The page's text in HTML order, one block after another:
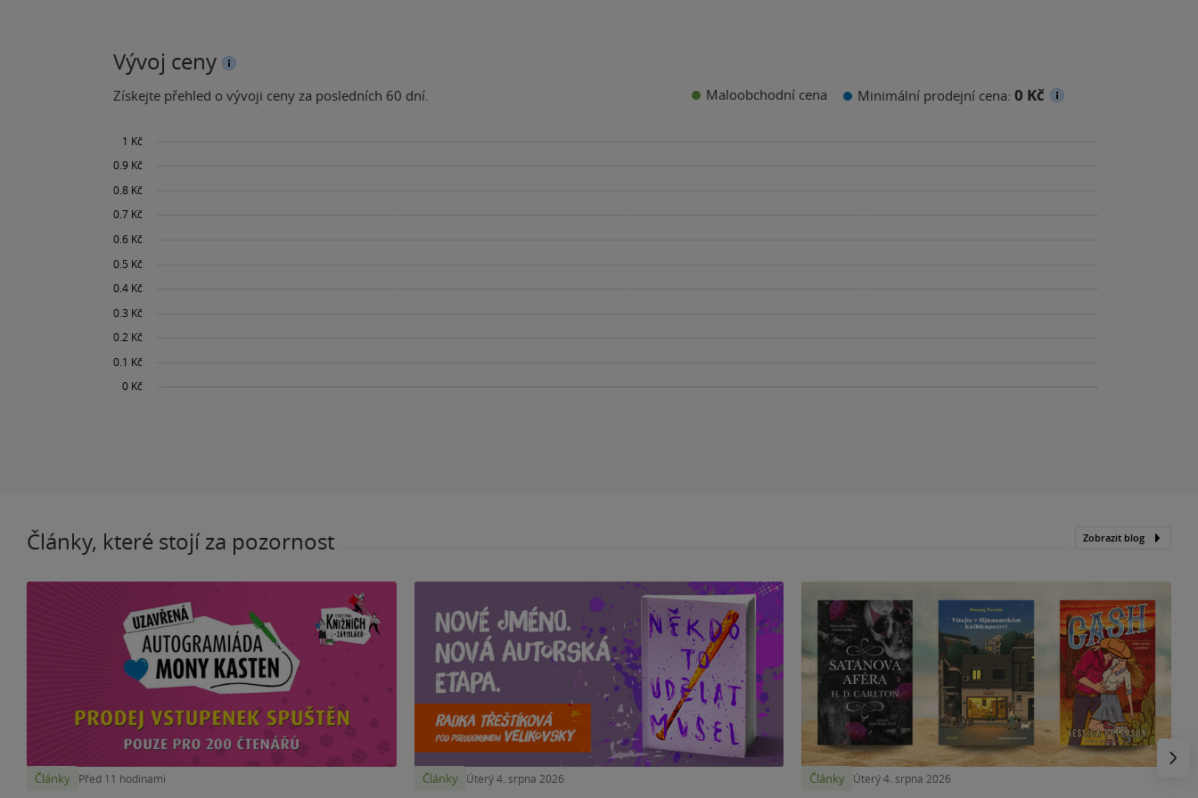
Vývoj ceny
Získejte přehled o vývoji ceny za posledních 60 dní. Maloobchodní cena Minimální prodejní cena: 0 Kč
Články, které stojí za pozornost Zobrazit blog
Články Před 11 hodinami Články Úterý 4. srpna 2026 Články Úterý 4. srpna 2026